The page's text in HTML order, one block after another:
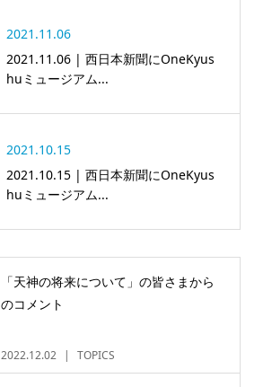
2021.11.06
2021.11.06 | 西日本新聞にOneKyus
huミュージアム...
2021.10.15
2021.10.15 | 西日本新聞にOneKyus
huミュージアム...
「天神の将来について」の皆さまから
のコメント
2022.12.02 TOPICS